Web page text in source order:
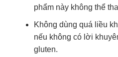
phẩm này không thể
Không dùng quá liều
nếu không có lời
gluten.